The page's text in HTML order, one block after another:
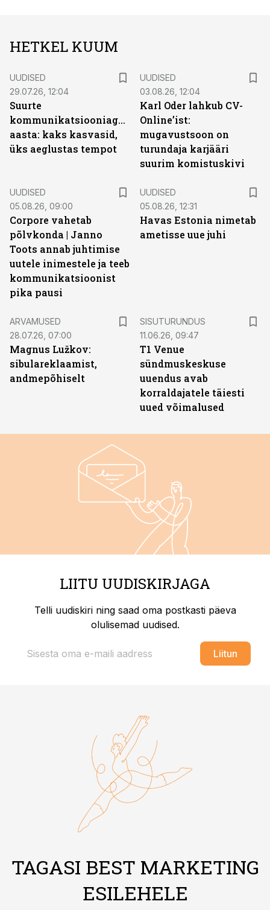
HETKEL KUUM
UUDISED
29.07.26, 12:04
Suurte
kommunikatsiooniagentuuride
aasta: kaks kasvasid,
üks aeglustas tempot
UUDISED
03.08.26, 12:04
Karl Oder lahkub CV-
Online’ist:
mugavustsoon on
turundaja karjääri
suurim komistuskivi
UUDISED
05.08.26, 09:00
Corpore vahetab
põlvkonda | Janno
Toots annab juhtimise
uutele inimestele ja teeb
kommunikatsioonist
pika pausi
UUDISED
05.08.26, 12:31
Havas Estonia nimetab
ametisse uue juhi
ARVAMUSED
28.07.26, 07:00
Magnus Lužkov:
sibulareklaamist,
andmepõhiselt
SISUTURUNDUS
11.06.26, 09:47
T1 Venue
sündmuskeskuse
uuendus avab
korraldajatele täiesti
uued võimalused
LIITU UUDISKIRJAGA
Telli uudiskiri ning saad oma postkasti päeva
olulisemad uudised.
Liitun
TAGASI BEST MARKETING
ESILEHELE